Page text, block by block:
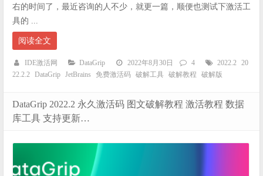
右的时间了，最近咨询的人不少，就更一篇，顺便也测试下激活工
具的 ...
阅读全文
IDE激活网 DataGrip 2022年8月30日 4 2022.2 20
22.2.2 DataGrip JetBrains 免费激活码 破解工具 破解教程 破解版
DataGrip 2022.2 永久激活码 图文破解教程 激活教程 数据
库工具 支持更新…